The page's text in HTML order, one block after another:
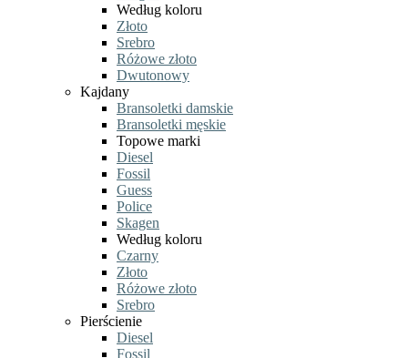
Według koloru
Złoto
Srebro
Różowe złoto
Dwutonowy
Kajdany
Bransoletki damskie
Bransoletki męskie
Topowe marki
Diesel
Fossil
Guess
Police
Skagen
Według koloru
Czarny
Złoto
Różowe złoto
Srebro
Pierścienie
Diesel
Fossil